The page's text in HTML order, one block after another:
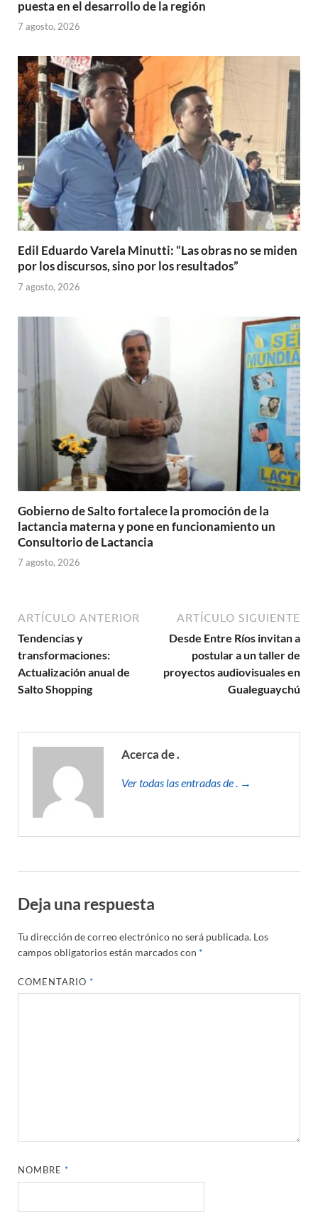
puesta en el desarrollo de la región
7 agosto, 2026
Edil Eduardo Varela Minutti: “Las obras no se miden
por los discursos, sino por los resultados”
7 agosto, 2026
Gobierno de Salto fortalece la promoción de la
lactancia materna y pone en funcionamiento un
Consultorio de Lactancia
7 agosto, 2026
ARTÍCULO ANTERIOR
Tendencias y
transformaciones:
Actualización anual de
Salto Shopping
ARTÍCULO SIGUIENTE
Desde Entre Ríos invitan a
postular a un taller de
proyectos audiovisuales en
Gualeguaychú
Acerca de .
Ver todas las entradas de . →
Deja una respuesta
Tu dirección de correo electrónico no será publicada. Los
campos obligatorios están marcados con *
COMENTARIO*
NOMBRE*